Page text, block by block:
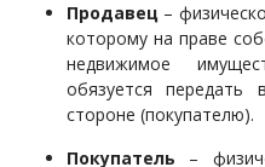
Продавец –
которому на праве
недвижимое
обязуется передать
стороне (покупателю).
Покупатель –